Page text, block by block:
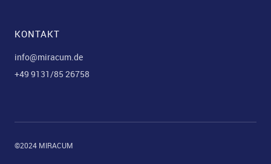
KONTAKT
info@miracum.de
+49 9131/85 26758
©2024 MIRACUM